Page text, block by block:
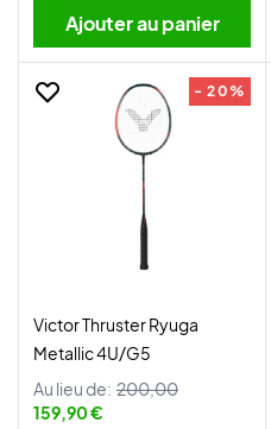
Ajouter au panier
- 20%
Victor Thruster Ryuga
Metallic 4U/G5
Au lieu de: 200,00
159,90 €